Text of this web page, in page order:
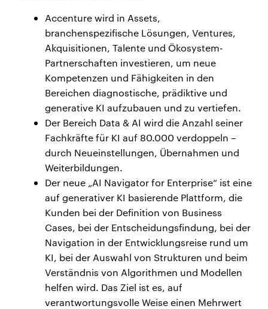
Accenture wird in Assets,
branchenspezifische Lösungen, Ventures,
Akquisitionen, Talente und Ökosystem-
Partnerschaften investieren, um neue
Kompetenzen und Fähigkeiten in den
Bereichen diagnostische, prädiktive und
generative KI aufzubauen und zu vertiefen.
Der Bereich Data & AI wird die Anzahl seiner
Fachkräfte für KI auf 80.000 verdoppeln –
durch Neueinstellungen, Übernahmen und
Weiterbildungen.
Der neue „AI Navigator for Enterprise“ ist eine
auf generativer KI basierende Plattform, die
Kunden bei der Definition von Business
Cases, bei der Entscheidungsfindung, bei der
Navigation in der Entwicklungsreise rund um
KI, bei der Auswahl von Strukturen und beim
Verständnis von Algorithmen und Modellen
helfen wird. Das Ziel ist es, auf
verantwortungsvolle Weise einen Mehrwert